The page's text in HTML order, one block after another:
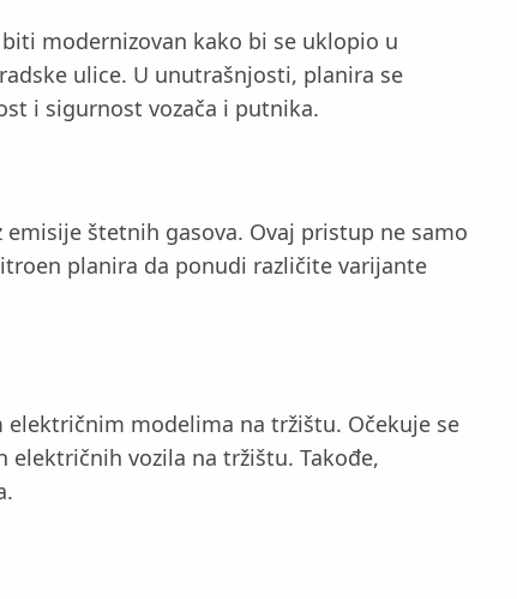
modernizovan kako bi se uklopio u
ulice. U unutrašnjosti, planira se
i sigurnost vozača i putnika.
štetnih gasova. Ovaj pristup ne samo
planira da ponudi različite varijante
modelima na tržištu. Očekuje se
električnih vozila na tržištu. Takođe,